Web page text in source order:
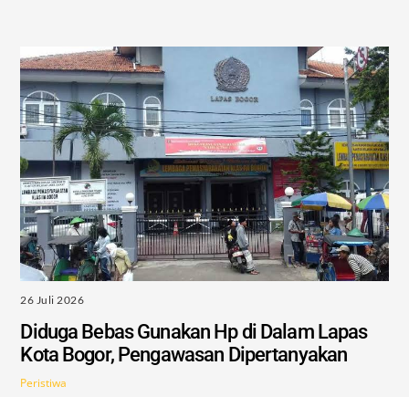
26 Juli 2026
Diduga Bebas Gunakan Hp di Dalam Lapas
Kota Bogor, Pengawasan Dipertanyakan
Peristiwa